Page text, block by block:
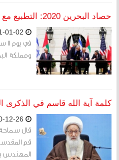
حصاد البحرين 2020: التطبيع مع إسرائيل... عندما تفقد سيادتك
ومملكة
كلمة آية الله قاسم في الذكرى
قال سماحة
قم
المهندس